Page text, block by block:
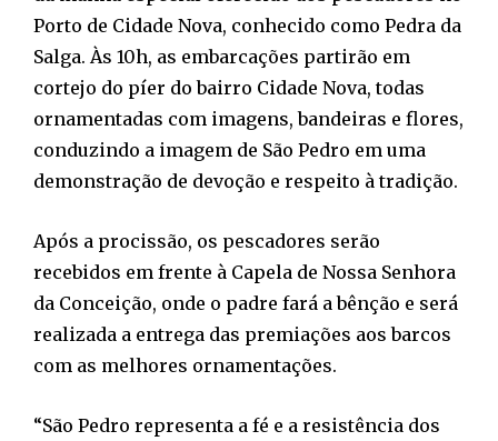
Porto de Cidade Nova, conhecido como Pedra da
Salga. Às 10h, as embarcações partirão em
cortejo do píer do bairro Cidade Nova, todas
ornamentadas com imagens, bandeiras e flores,
conduzindo a imagem de São Pedro em uma
demonstração de devoção e respeito à tradição.
Após a procissão, os pescadores serão
recebidos em frente à Capela de Nossa Senhora
da Conceição, onde o padre fará a bênção e será
realizada a entrega das premiações aos barcos
com as melhores ornamentações.
“São Pedro representa a fé e a resistência dos